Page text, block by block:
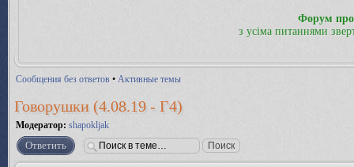
Форум
з усіма питаннями
Сообщения без ответов • Активные темы
Говорушки (4.08.19 - Г4)
Модератор: shapokljak
Ответить